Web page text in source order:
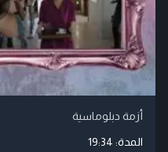
أزمة دبلوماسية
المدة: 19:34